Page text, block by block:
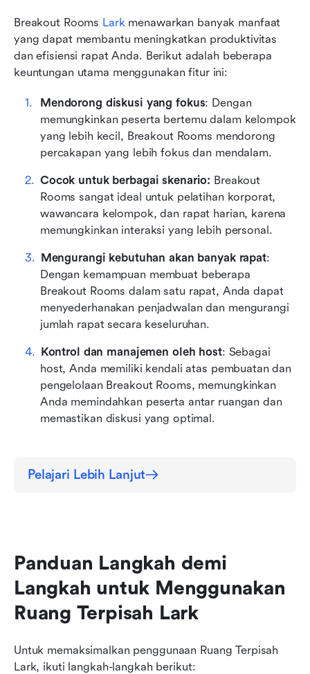
Breakout Rooms Lark menawarkan banyak manfaat
yang dapat membantu meningkatkan produktivitas
dan efisiensi rapat Anda. Berikut adalah beberapa
keuntungan utama menggunakan fitur ini:
Mendorong diskusi yang fokus: Dengan
memungkinkan peserta bertemu dalam kelompok
yang lebih kecil, Breakout Rooms mendorong
percakapan yang lebih fokus dan mendalam.
Cocok untuk berbagai skenario: Breakout
Rooms sangat ideal untuk pelatihan korporat,
wawancara kelompok, dan rapat harian, karena
memungkinkan interaksi yang lebih personal.
Mengurangi kebutuhan akan banyak rapat:
Dengan kemampuan membuat beberapa
Breakout Rooms dalam satu rapat, Anda dapat
menyederhanakan penjadwalan dan mengurangi
jumlah rapat secara keseluruhan.
Kontrol dan manajemen oleh host: Sebagai
host, Anda memiliki kendali atas pembuatan dan
pengelolaan Breakout Rooms, memungkinkan
Anda memindahkan peserta antar ruangan dan
memastikan diskusi yang optimal.
Pelajari Lebih Lanjut
Panduan Langkah demi
Langkah untuk Menggunakan
Ruang Terpisah Lark
Untuk memaksimalkan penggunaan Ruang Terpisah
Lark, ikuti langkah-langkah berikut: